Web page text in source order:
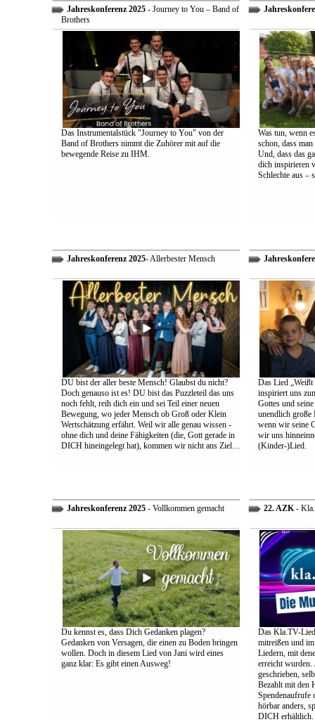
Jahreskonferenz 2025- Journey to You – Band of
Brothers
Das Instrumentalstück "Journey to You" von der
Band of Brothers nimmt die Zuhörer mit auf die
bewegende Reise zu IHM.
Was tun, wenn
schon, dass
Und, dass das
dich inspirieren
Schlechte aus –
Jahreskonferenz 2025- Allerbester Mensch
DU bist der aller beste Mensch! Glaubst du nicht?
Doch genauso ist es! DU bist das Puzzleteil das uns
noch fehlt, reih dich ein und sei Teil einer neuen
Bewegung, wo jeder Mensch ob Groß oder Klein
Wertschätzung erfährt. Weil wir alle genau wissen -
ohne dich und deine Fähigkeiten (die, Gott gerade in
DICH hineingelegt hat), kommen wir nicht ans Ziel…
Das Lied
inspiriert uns
Gottes und
unendlich große
wenn wir seine
wir uns
(Kinder-)Lied.
Jahreskonferenz 2025- Vollkommen gemacht
Du kennst es, dass Dich Gedanken plagen?
Gedanken von Versagen, die einen zu Boden bringen
wollen. Doch in diesem Lied von Jani wird eines
ganz klar: Es gibt einen Ausweg!
22. AZK-
Das Kla.TV-
mitreißen und
Liedern, mit
erreicht wurden.
geschrieben,
Bezahlt mit den
Spendenaufrufe
hörbar anders,
DICH erhältlich.